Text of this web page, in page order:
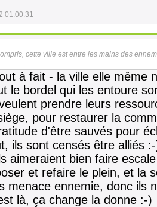
01:00:31
cette ville est entre les mains des
à fait - la ville elle même
le bordel qui les entoure
prendre leurs
pour restaurer la
d'être sauvés pour
ils sont censés être alliés
aimeraient bien faire
et refaire le plein, et la
menace ennemie, donc ils
là, ça change la donne :-)